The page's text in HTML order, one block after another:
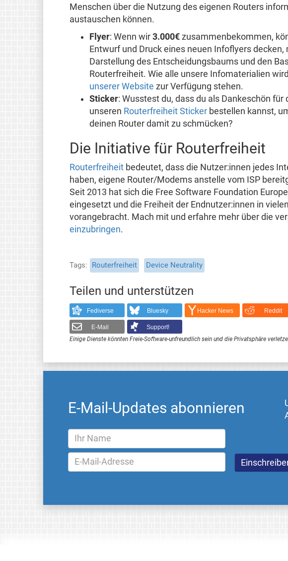
Menschen über die Nutzung des eigenen Routers
austauschen können.
Flyer: Wenn wir 3.000€zusammenbekommen,
Entwurf und Druck eines neuen Infoflyers
Darstellung des Entscheidungsbaums und den
Routerfreiheit. Wie alle unsere Infomaterialien
unserer Website zur Verfügung stehen.
Sticker: Wusstest du, dass du als Dankeschön
unseren Routerfreiheit Stickerbestellen kannst,
deinen Router damit zu schmücken?
Die Initiative für Routerfreiheit
Routerfreiheitbedeutet, dass die Nutzer:innen jedes
haben, eigene Router/Modems anstelle vom ISP
Seit 2013 hat sich die Free Software Foundation
eingesetzt und die Freiheit der Endnutzer:innen in
vorangebracht. Mach mit und erfahre mehr über die
einzubringen.
Tags Routerfreiheit Device Neutrality
Teilen und unterstützen
Fediverse Bluesky Hacker News Reddit
E-Mail
Support!
Einige Dienste könnten Freie-Software-unfreundlich sein und die Privatsphäre
E-Mail-Updates abonnieren